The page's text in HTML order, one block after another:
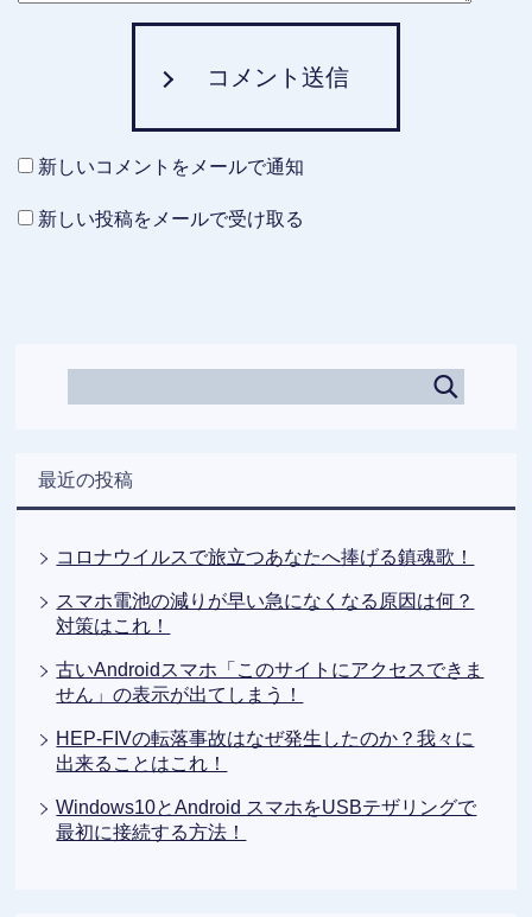
コメント送信
新しいコメントをメールで通知
新しい投稿をメールで受け取る
最近の投稿
コロナウイルスで旅立つあなたへ捧げる鎮魂歌！
スマホ電池の減りが早い急になくなる原因は何？
対策はこれ！
古いAndroidスマホ「このサイトにアクセスできま
せん」の表示が出てしまう！
HEP-FIVの転落事故はなぜ発生したのか？我々に
出来ることはこれ！
Windows10とAndroid スマホをUSBテザリングで
最初に接続する方法！